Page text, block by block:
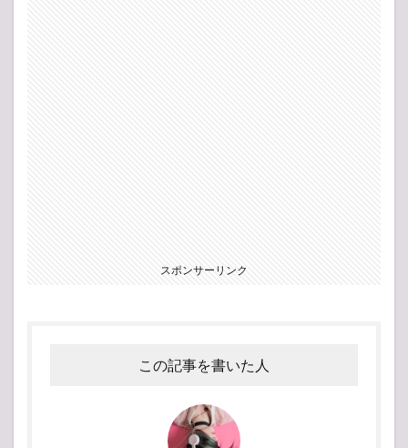
スポンサーリンク
この記事を書いた人